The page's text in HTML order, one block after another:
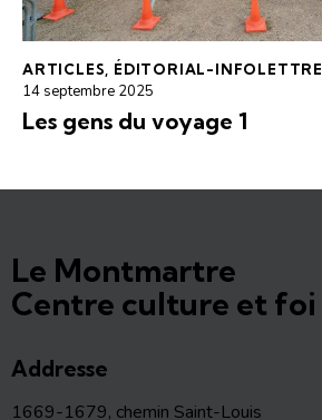
ARTICLES ÉDITORIAL-INFOLETTRE
14 septembre 2025
Les gens du voyage 1
Le Montmartre
Centre culture et foi
Addresse
1669-1679, chemin Saint-Louis